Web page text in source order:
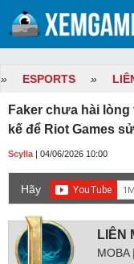
» ESPORTS »
Faker chưa hài lòng
kế để Riot Games
Scylla | 04/06/2026 10:00
Hãy
LIÊN
MOBA